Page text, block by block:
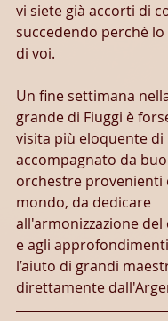
vi siete già accorti di
succedendo perchè
di voi.
Un fine settimana
grande di Fiuggi è
visita più eloquente di
accompagnato da
orchestre provenienti
mondo, da dedicare
all'armonizzazione
e agli
l’aiuto di grandi
direttamente